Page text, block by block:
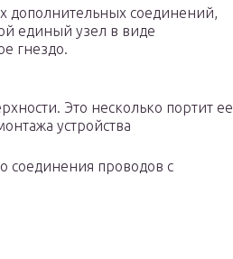
дополнительных соединений,
единый узел в виде
гнездо.
Это несколько портит ее
устройства
соединения проводов с